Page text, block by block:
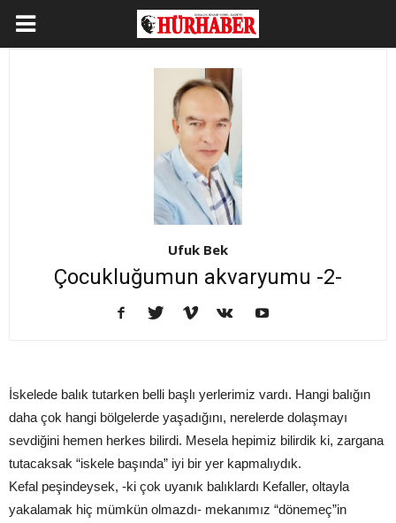
Ufuk Bek
Çocukluğumun akvaryumu -2-
İskelede balık tutarken belli başlı yerlerimiz vardı. Hangi balığın
daha çok hangi bölgelerde yaşadığını, nerelerde dolaşmayı
sevdiğini hemen herkes bilirdi. Mesela hepimiz bilirdik ki, zargana
tutacaksak “iskele başında” iyi bir yer kapmalıydık.
Kefal peşindeysek, -ki çok uyanık balıklardı Kefaller, oltayla
yakalamak hiç mümkün olmazdı- mekanımız “dönemeç”in